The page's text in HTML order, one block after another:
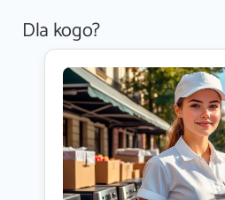
Dla kogo?